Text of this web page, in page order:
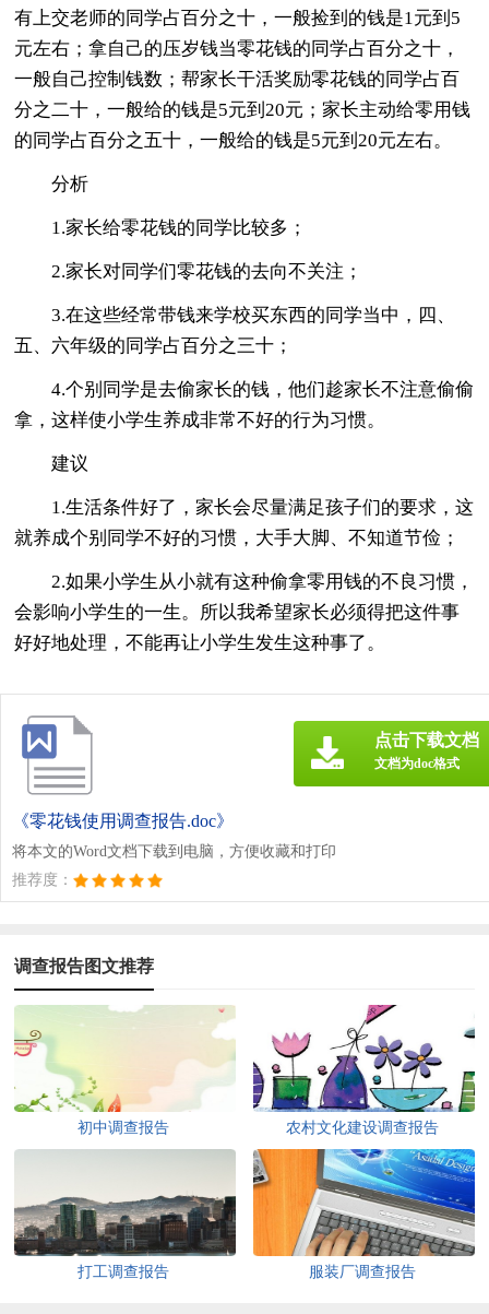
有上交老师的同学占百分之十，一般捡到的钱是1元到5
元左右；拿自己的压岁钱当零花钱的同学占百分之十，
一般自己控制钱数；帮家长干活奖励零花钱的同学占百
分之二十，一般给的钱是5元到20元；家长主动给零用钱
的同学占百分之五十，一般给的钱是5元到20元左右。
分析
1.家长给零花钱的同学比较多；
2.家长对同学们零花钱的去向不关注；
3.在这些经常带钱来学校买东西的同学当中，四、
五、六年级的同学占百分之三十；
4.个别同学是去偷家长的钱，他们趁家长不注意偷偷
拿，这样使小学生养成非常不好的行为习惯。
建议
1.生活条件好了，家长会尽量满足孩子们的要求，这
就养成个别同学不好的习惯，大手大脚、不知道节俭；
2.如果小学生从小就有这种偷拿零用钱的不良习惯，
会影响小学生的一生。所以我希望家长必须得把这件事
好好地处理，不能再让小学生发生这种事了。
《零花钱使用调查报告.doc》
将本文的Word文档下载到电脑，方便收藏和打印
推荐度：
点击下载文档
文档为doc格式
调查报告图文推荐
初中调查报告 农村文化建设调查报告
打工调查报告 服装厂调查报告